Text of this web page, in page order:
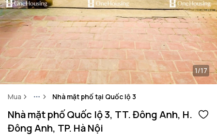
Mua MoreNhà mặt phố tại Quốc lộ 3
1/17
Nhà mặt phố Quốc lộ 3, TT. Đông Anh, H.
Đông Anh, TP. Hà Nội